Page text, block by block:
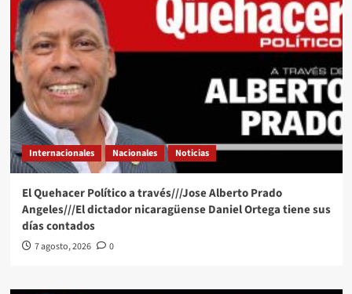
Internacionales Nacionales Noticias
El Quehacer Político a través///Jose Alberto Prado
Angeles///El dictador nicaragüense Daniel Ortega tiene sus
días contados
7 agosto, 2026 0